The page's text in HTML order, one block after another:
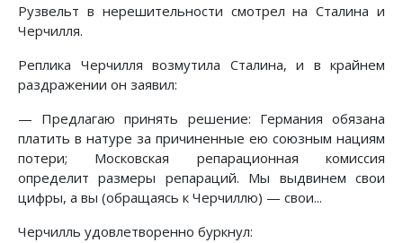
Рузвельт в нерешительности смотрел на Сталина и
Черчилля.
Реплика Черчилля возмутила Сталина, и в крайнем
раздражении он заявил:
— Предлагаю принять решение: Германия обязана
платить в натуре за причиненные ею союзным нациям
потери; Московская репарационная комиссия
определит размеры репараций. Мы выдвинем свои
цифры, а вы (обращаясь к Черчиллю) — свои...
Черчилль удовлетворенно буркнул: